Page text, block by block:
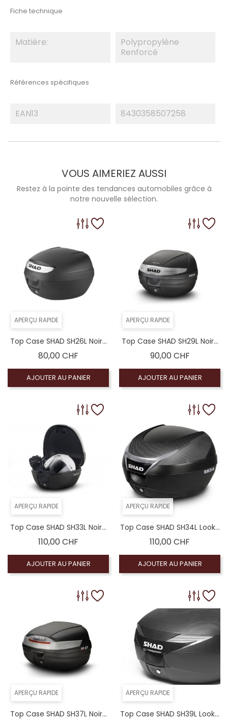
Fiche technique
Matière:
Polypropylène
Renforcé
Références spécifiques
EAN13 8430358507258
VOUS AIMERIEZ AUSSI
Restez à la pointe des tendances automobiles grâce à
notre nouvelle sélection.
APERÇU RAPIDE
Top Case SHAD SH26L Noir...
80,00 CHF
AJOUTER AU PANIER
APERÇU RAPIDE
Top Case SHAD SH29L Noir...
90,00 CHFPrix
AJOUTER AU PANIER
APERÇU RAPIDE
Top Case SHAD SH33L Noir...
110,00 CHF
AJOUTER AU PANIER
APERÇU RAPIDE
Top Case SHAD SH34L Look...
110,00 CHF
AJOUTER AU PANIER
APERÇU RAPIDE
Top Case SHAD SH37L Noir...
APERÇU RAPIDE
Top Case SHAD SH39L Look...